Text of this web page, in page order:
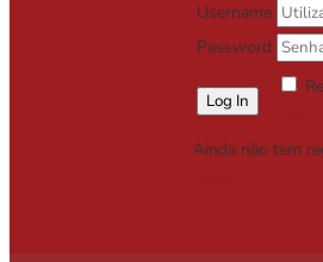
Username
Password
Ainda não tem